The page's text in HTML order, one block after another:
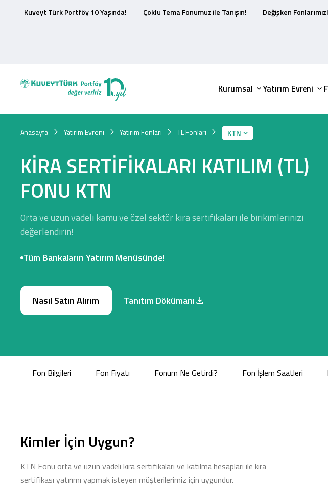
Kuveyt Türk Portföy 10 Yaşında! Çoklu Tema Fonumuz ile Tanışın! Değişken
Kurumsal Yatırım Evreni
Anasayfa Yatırım Evreni Yatırım Fonları TL Fonları KTN
KİRA SERTİFİKALARI KATILIM (TL)
FONU KTN
Orta ve uzun vadeli kamu ve özel sektör kira sertifikaları ile birikimlerinizi
değerlendirin!
Tüm Bankaların Yatırım Menüsünde!
Nasıl Satın Alırım Tanıtım Dökümanı
Fon Bilgileri Fon Fiyatı Fonum Ne Getirdi? Fon İşlem Saatleri
Kimler İçin Uygun?
KTN Fonu orta ve uzun vadeli kira sertifikaları ve katılma hesapları ile kira
sertifikası yatırımı yapmak isteyen müşterilerimiz için uygundur.